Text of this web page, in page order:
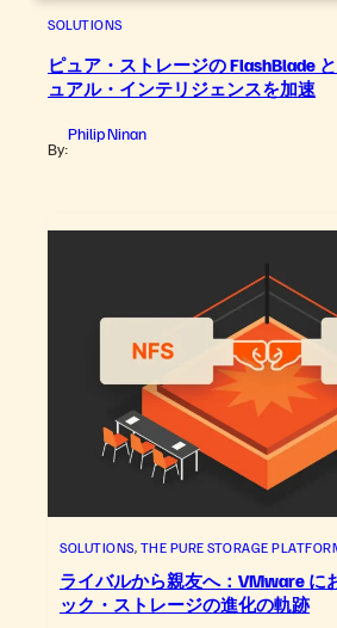
SOLUTIONS
ピュア・ストレージの FlashBlade
ュアル・インテリジェンスを加速
By:
Philip Ninan
SOLUTIONS, THE PURE STORAGE
ライバルから親友へ：VMware に
ック・ストレージの進化の軌跡